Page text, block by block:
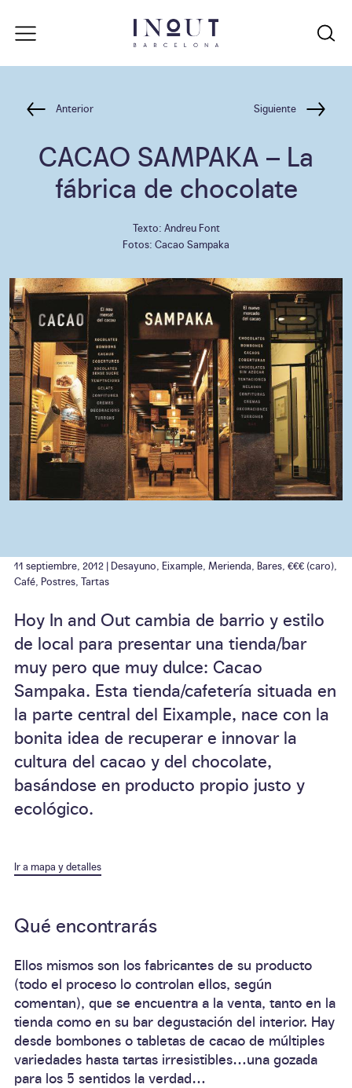
Anterior Siguiente
CACAO SAMPAKA – La
fábrica de chocolate
Texto: Andreu Font
Fotos: Cacao Sampaka
11 septiembre, 2012 | Desayuno Eixample Merienda Bares €€€ (caro)
Café Postres Tartas
Hoy In and Out cambia de barrio y estilo
de local para presentar una tienda/bar
muy pero que muy dulce: Cacao
Sampaka. Esta tienda/cafetería situada en
la parte central del Eixample, nace con la
bonita idea de recuperar e innovar la
cultura del cacao y del chocolate,
basándose en producto propio justo y
ecológico.
Ir a mapa y detalles
Qué encontrarás
Ellos mismos son los fabricantes de su producto
(todo el proceso lo controlan ellos, según
comentan), que se encuentra a la venta, tanto en la
tienda como en su bar degustación del interior. Hay
desde bombones o tabletas de cacao de múltiples
variedades hasta tartas irresistibles…una gozada
para los 5 sentidos la verdad…